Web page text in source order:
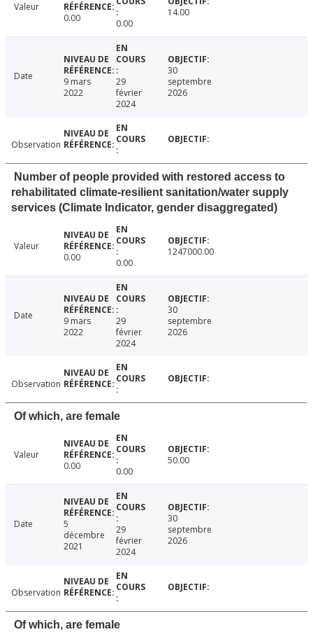
Valeur
0.00
0.00
14.00
Date
9 mars
2022
29
février
2024
30
septembre
2026
Observation
Number of people provided with restored access to
rehabilitated climate-resilient sanitation/water supply
services (Climate Indicator, gender disaggregated)
Valeur
0.00
0.00
1247000.00
Date
9 mars
2022
29
février
2024
30
septembre
2026
Observation
Of which, are female
Valeur
0.00
0.00
50.00
Date
5
décembre
2021
29
février
2024
30
septembre
2026
Observation
Of which, are female